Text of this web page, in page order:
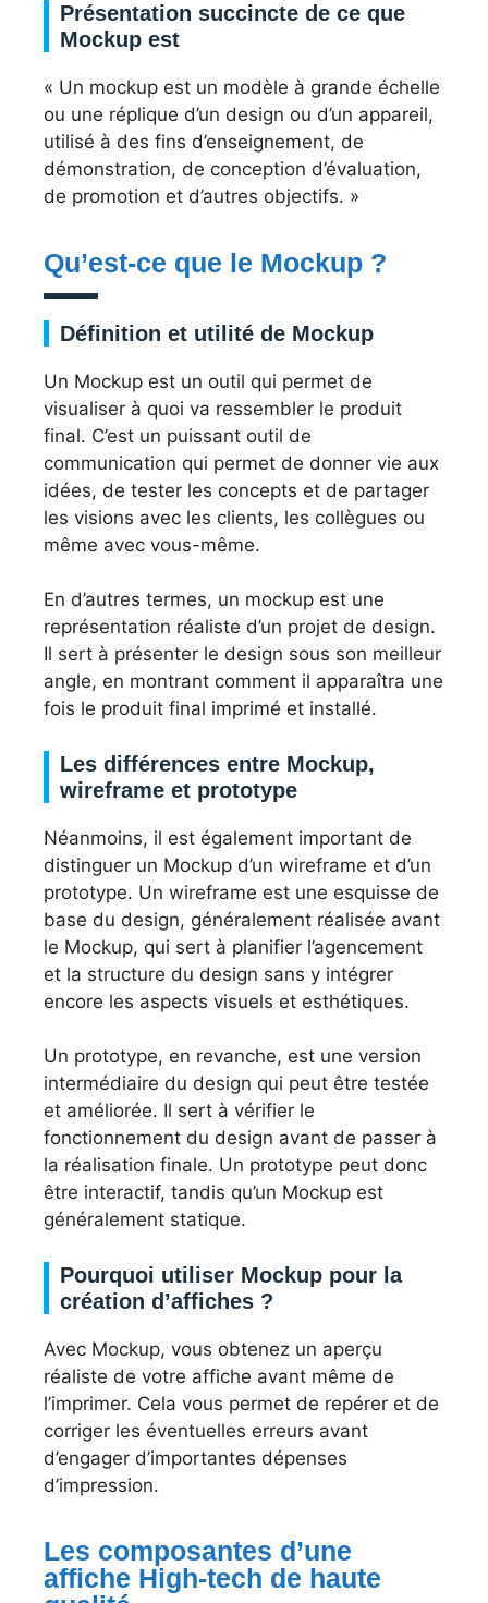
Présentation succincte de ce que
Mockup est
« Un mockup est un modèle à grande échelle
ou une réplique d’un design ou d’un appareil,
utilisé à des fins d’enseignement, de
démonstration, de conception d’évaluation,
de promotion et d’autres objectifs. »
Qu’est-ce que le Mockup ?
Définition et utilité de Mockup
Un Mockup est un outil qui permet de
visualiser à quoi va ressembler le produit
final. C’est un puissant outil de
communication qui permet de donner vie aux
idées, de tester les concepts et de partager
les visions avec les clients, les collègues ou
même avec vous-même.
En d’autres termes, un mockup est une
représentation réaliste d’un projet de design.
Il sert à présenter le design sous son meilleur
angle, en montrant comment il apparaîtra une
fois le produit final imprimé et installé.
Les différences entre Mockup,
wireframe et prototype
Néanmoins, il est également important de
distinguer un Mockup d’un wireframe et d’un
prototype. Un wireframe est une esquisse de
base du design, généralement réalisée avant
le Mockup, qui sert à planifier l’agencement
et la structure du design sans y intégrer
encore les aspects visuels et esthétiques.
Un prototype, en revanche, est une version
intermédiaire du design qui peut être testée
et améliorée. Il sert à vérifier le
fonctionnement du design avant de passer à
la réalisation finale. Un prototype peut donc
être interactif, tandis qu’un Mockup est
généralement statique.
Pourquoi utiliser Mockup pour la
création d’affiches ?
Avec Mockup, vous obtenez un aperçu
réaliste de votre affiche avant même de
l’imprimer. Cela vous permet de repérer et de
corriger les éventuelles erreurs avant
d’engager d’importantes dépenses
d’impression.
Les composantes d’une
affiche High-tech de haute